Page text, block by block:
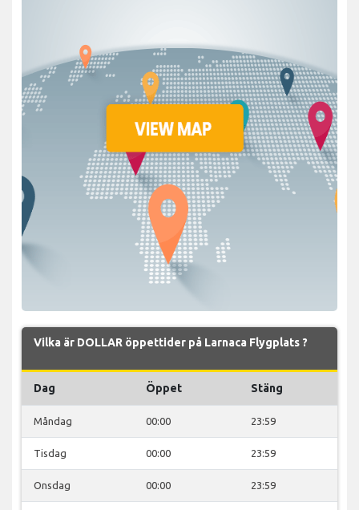
Vilka är DOLLAR öppettider på Larnaca Flygplats ?
Dag Öppet Stäng
Måndag 00:00 23:59
Tisdag 00:00 23:59
Onsdag 00:00 23:59